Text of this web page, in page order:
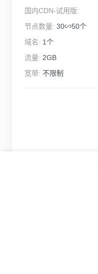
国内CDN-试用版:
节点数量: 30∽50个
域名: 1个
流量: 2GB
宽带: 不限制